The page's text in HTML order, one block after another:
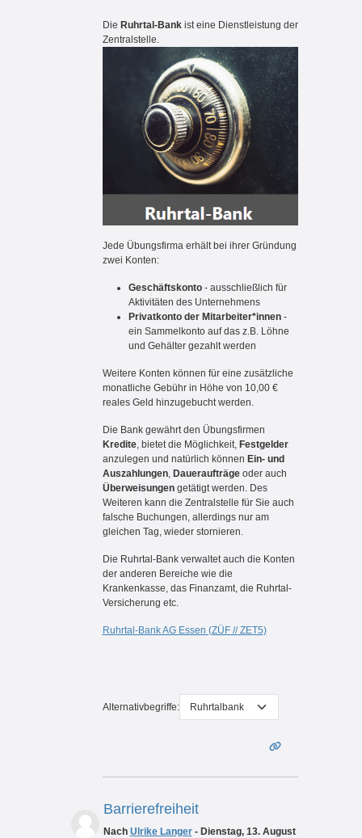
Die Ruhrtal-Bank ist eine Dienstleistung der
Zentralstelle.
Jede Übungsfirma erhält bei ihrer Gründung
zwei Konten:
Geschäftskonto - ausschließlich für
Aktivitäten des Unternehmens
Privatkonto der Mitarbeiter*innen-
ein Sammelkonto auf das z.B. Löhne
und Gehälter gezahlt werden
Weitere Konten können für eine zusätzliche
monatliche Gebühr in Höhe von 10,00 €
reales Geld hinzugebucht werden.
Die Bank gewährt den Übungsfirmen
Kredite, bietet die Möglichkeit, Festgelder
anzulegen und natürlich können Ein- und
Auszahlungen, Daueraufträgeoder auch
Überweisungen getätigt werden. Des
Weiteren kann die Zentralstelle für Sie auch
falsche Buchungen, allerdings nur am
gleichen Tag, wieder stornieren.
Die Ruhrtal-Bank verwaltet auch die Konten
der anderen Bereiche wie die
Krankenkasse, das Finanzamt, die Ruhrtal-
Versicherung etc.
Ruhrtal-Bank AG Essen (ZÜF // ZET5)
Alternativbegriffe:
Barrierefreiheit
Nach Ulrike Langer- Dienstag, 13. August